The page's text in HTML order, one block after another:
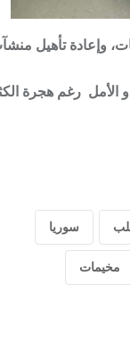
وإعادة تأهيل
و الأمل رغم هجرة
سوريا
مخيمات